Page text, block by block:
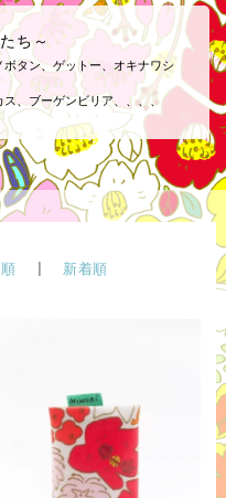
ち～
タン、ゲットー、オキナワシ
、ブーゲンビリア、、、、
新着順